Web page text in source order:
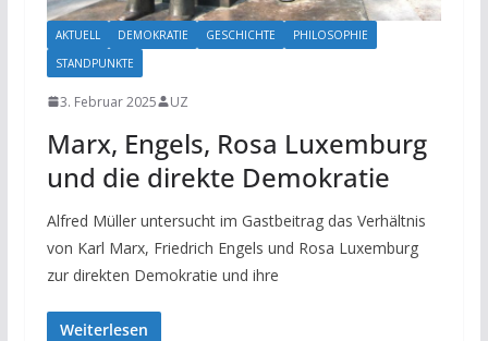
AKTUELL DEMOKRATIE GESCHICHTE
PHILOSOPHIE
STANDPUNKTE
3. Februar 2025 UZ
Marx, Engels, Rosa Luxemburg
und die direkte Demokratie
Alfred Müller untersucht im Gastbeitrag das Verhältnis
von Karl Marx, Friedrich Engels und Rosa Luxemburg
zur direkten Demokratie und ihre
Weiterlesen